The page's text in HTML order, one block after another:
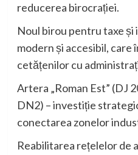
reducerea birocrației.
Noul birou pentru taxe și
modern și accesibil,
cetățenilor cu
Artera „Roman Est” (DJ
DN2) – investiție
conectarea zonelor
Reabilitarea rețelelor de